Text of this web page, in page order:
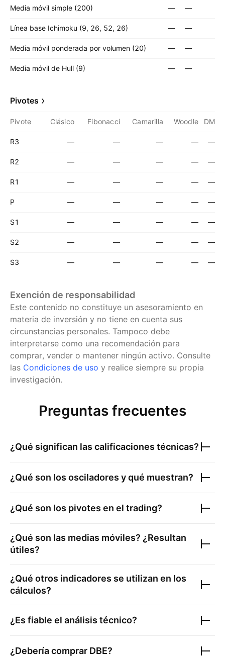
Media móvil simple (200) — —
Línea base Ichimoku (9, 26, 52, 26) — —
Media móvil ponderada por volumen (20) — —
Media móvil de Hull (9) — —
Pivotes
Pivote Clásico Fibonacci Camarilla Woodle DM
R3 — — — — —
R2 — — — — —
R1 — — — — —
P — — — — —
S1 — — — — —
S2 — — — — —
S3 — — — — —
Exención de responsabilidad
Este contenido no constituye un asesoramiento en
materia de inversión y no tiene en cuenta sus
circunstancias personales. Tampoco debe
interpretarse como una recomendación para
comprar, vender o mantener ningún activo. Consulte
las Condiciones de uso y realice siempre su propia
investigación.
Preguntas frecuentes
¿Qué significan las calificaciones técnicas?
¿Qué son los osciladores y qué muestran?
¿Qué son los pivotes en el trading?
¿Qué son las medias móviles? ¿Resultan
útiles?
¿Qué otros indicadores se utilizan en los
cálculos?
¿Es fiable el análisis técnico?
¿Debería comprar DBE?